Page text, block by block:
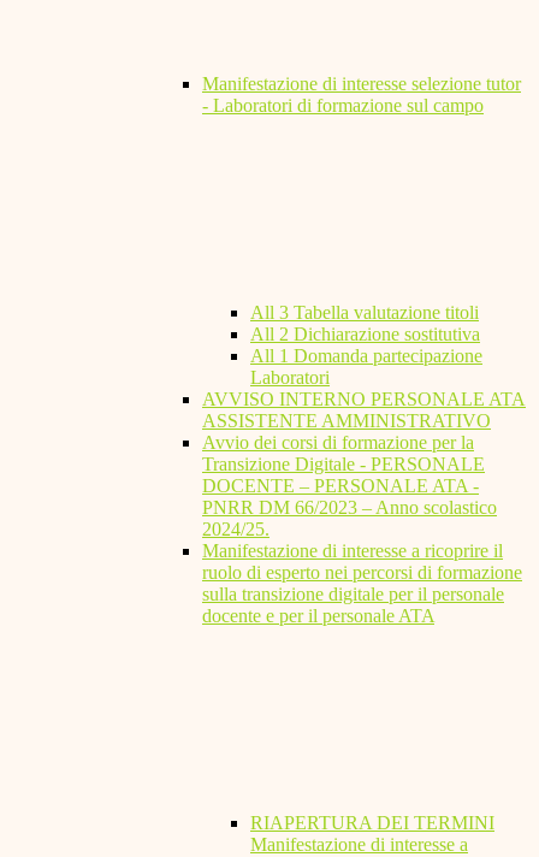
Manifestazione di interesse selezione tutor
- Laboratori di formazione sul campo
All 3 Tabella valutazione titoli
All 2 Dichiarazione sostitutiva
All 1 Domanda partecipazione
Laboratori
AVVISO INTERNO PERSONALE ATA
ASSISTENTE AMMINISTRATIVO
Avvio dei corsi di formazione per la
Transizione Digitale - PERSONALE
DOCENTE – PERSONALE ATA -
PNRR DM 66/2023 – Anno scolastico
2024/25.
Manifestazione di interesse a ricoprire il
ruolo di esperto nei percorsi di formazione
sulla transizione digitale per il personale
docente e per il personale ATA
RIAPERTURA DEI TERMINI
Manifestazione di interesse a